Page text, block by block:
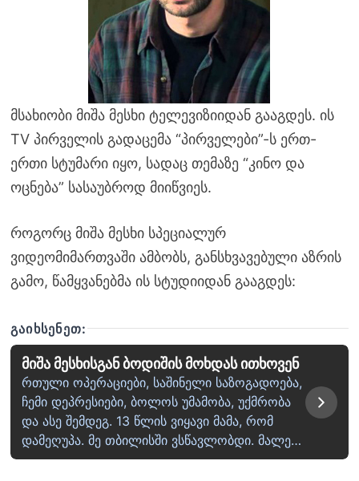
მსახიობი მიშა მესხი ტელევიზიიდან გააგდეს. ის
TV პირველის გადაცემა “პირველები”-ს ერთ-
ერთი სტუმარი იყო, სადაც თემაზე “კინო და
ოცნება” სასაუბროდ მიიწვიეს.
როგორც მიშა მესხი სპეციალურ
ვიდეომიმართვაში ამბობს, განსხვავებული აზრის
გამო, წამყვანებმა ის სტუდიიდან გააგდეს:
ᲒᲐᲘᲮᲡᲔᲜᲔᲗ:
მიშა მესხისგან ბოდიშის მოხდას ითხოვენ
რთული ოპერაციები, საშინელი საზოგადოება,
ჩემი დეპრესიები, ბოლოს უმამობა, უქმრობა
და ასე შემდეგ. 13 წლის ვიყავი მამა, რომ
დამეღუპა. მე თბილისში ვსწავლობდი. მალე…